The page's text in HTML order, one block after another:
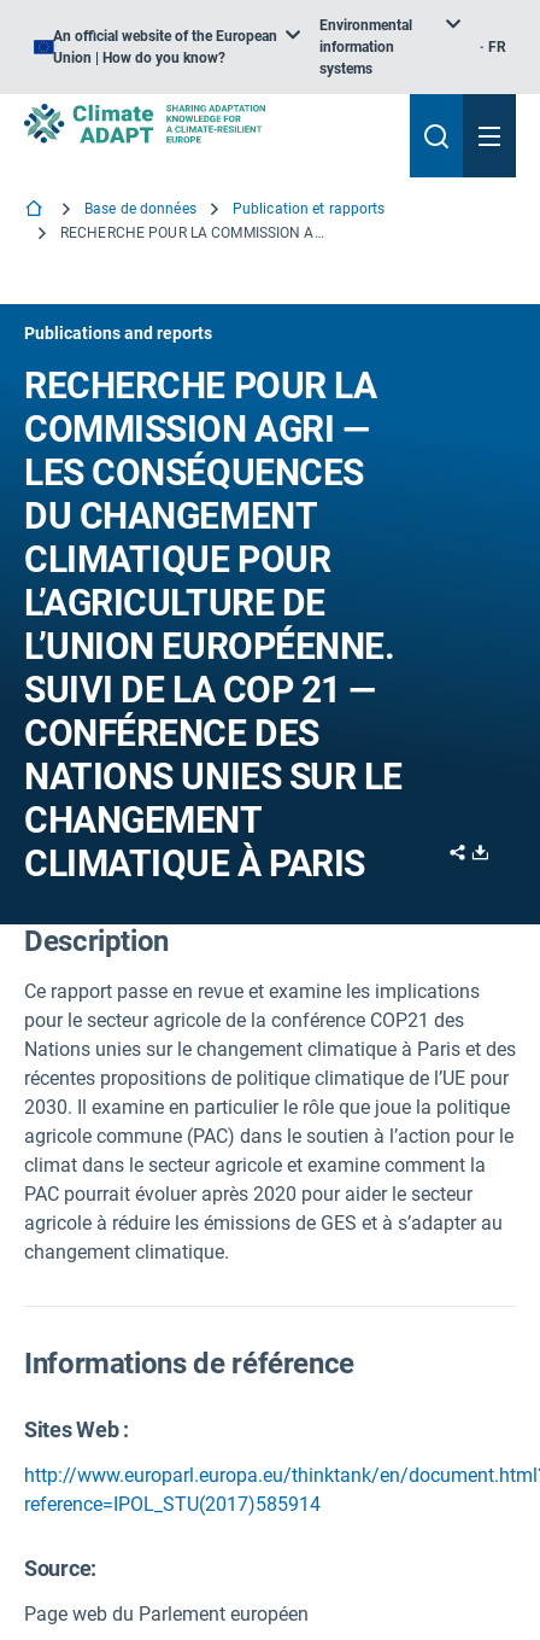
An official website of the European
Union | How do you know?
Environmental
information
systems
FR
Base de données
Publication et rapports
RECHERCHE POUR LA COMMISSION AGRI — LES CONSÉQUENCES DU CHANGEMENT CLIMATIQUE POUR L’AGRICULTURE DE L’UNION EUROPÉENNE. SUIVI DE LA COP 21 — CONFÉRENCE DES NATIONS UNIES SUR LE CHANGEMENT CLIMATIQUE À PARIS
Publications and reports
RECHERCHE POUR LA
COMMISSION AGRI —
LES CONSÉQUENCES
DU CHANGEMENT
CLIMATIQUE POUR
L’AGRICULTURE DE
L’UNION EUROPÉENNE.
SUIVI DE LA COP 21 —
CONFÉRENCE DES
NATIONS UNIES SUR LE
CHANGEMENT
CLIMATIQUE À PARIS
Share
Description
Ce rapport passe en revue et examine les implications
pour le secteur agricole de la conférence COP21 des
Nations unies sur le changement climatique à Paris et des
récentes propositions de politique climatique de l’UE pour
2030. Il examine en particulier le rôle que joue la politique
agricole commune (PAC) dans le soutien à l’action pour le
climat dans le secteur agricole et examine comment la
PAC pourrait évoluer après 2020 pour aider le secteur
agricole à réduire les émissions de GES et à s’adapter au
changement climatique.
Informations de référence
Sites Web :
http://www.europarl.europa.eu/thinktank/en/
reference=IPOL_STU(2017)585914
Source:
Page web du Parlement européen